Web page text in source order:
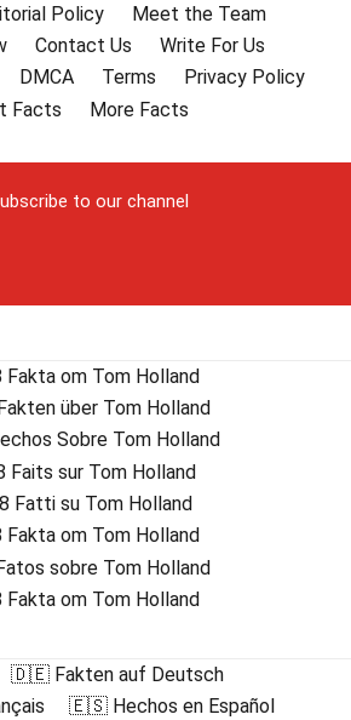
Policy
Meet the Team
Contact Us
Write For Us
DMCA Terms
Privacy Policy
Facts
More Facts
to our channel
om Tom Holland
über Tom Holland
Sobre Tom Holland
sur Tom Holland
su Tom Holland
om Tom Holland
sobre Tom Holland
om Tom Holland
🇩🇪 Fakten auf Deutsch
🇪🇸 Hechos en Español